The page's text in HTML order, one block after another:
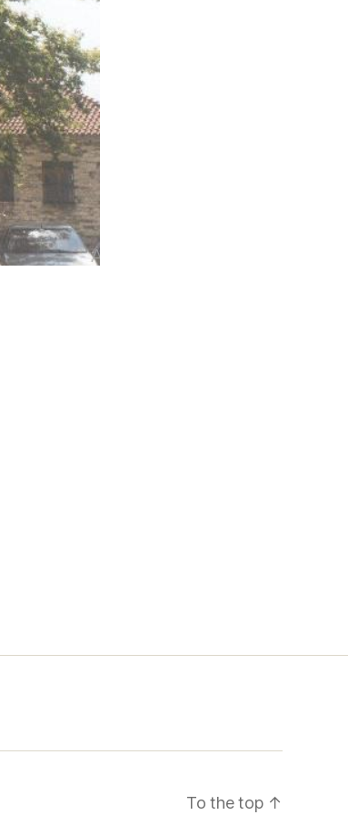
To the top ↑